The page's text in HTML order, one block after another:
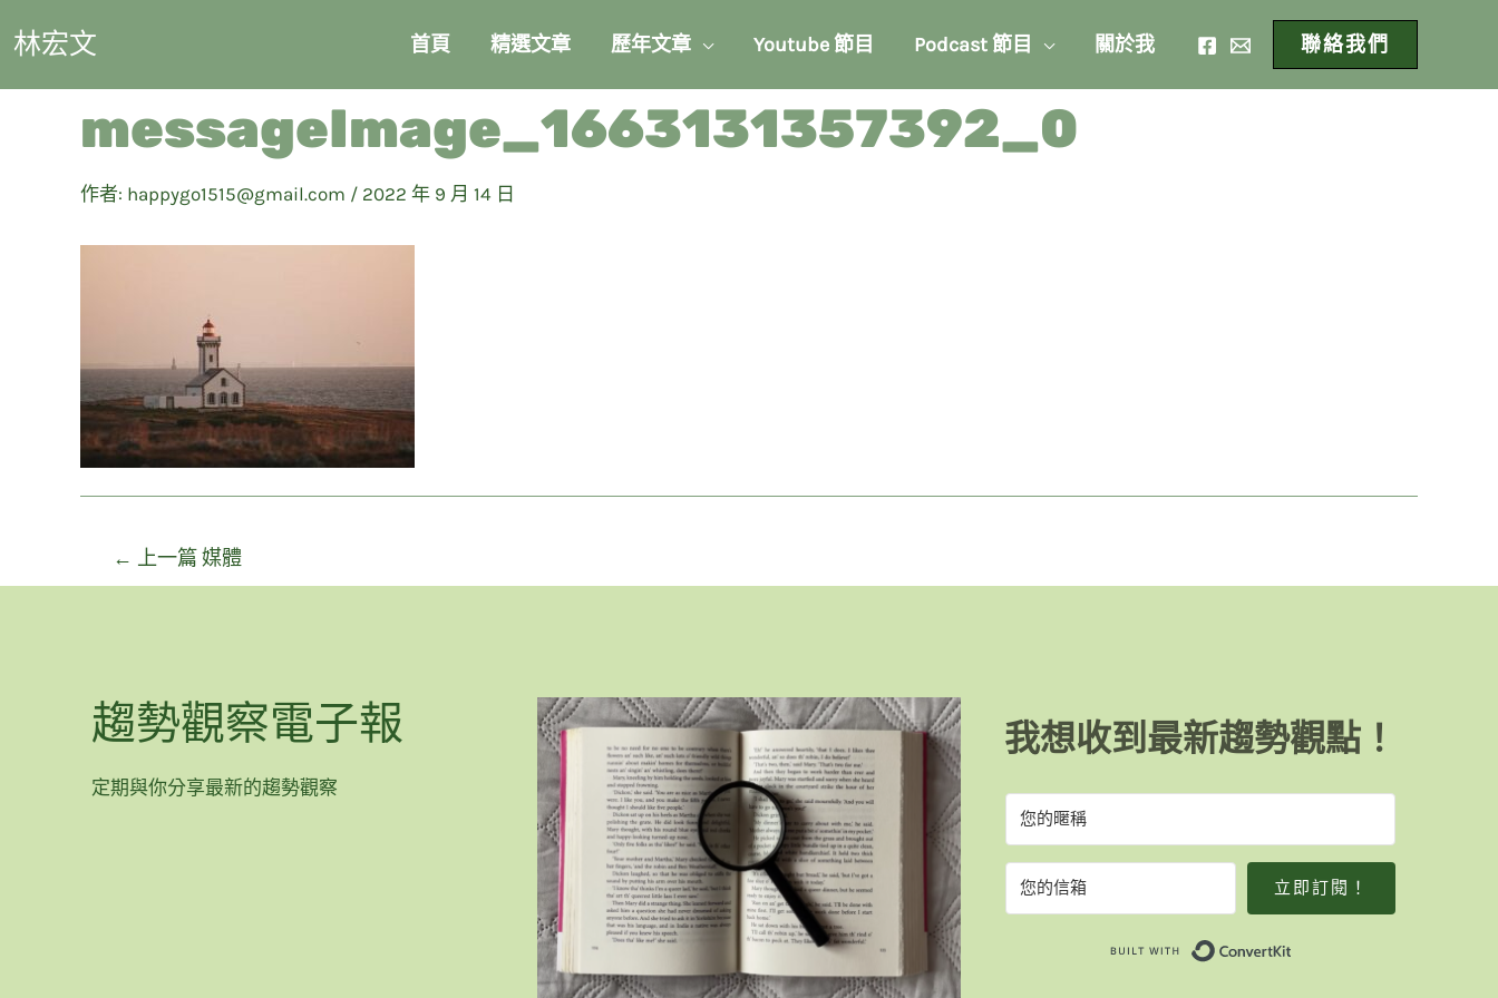
林宏文 首頁 精選文章 歷年文章 Youtube 節目 Podcast 節目 關於我 聯絡我們
messageImage_1663131357392_0
作者: happygo1515@gmail.com / 2022 年 9 月 14 日
← 上一篇 媒體
趨勢觀察電子報
定期與你分享最新的趨勢觀察
我想收到最新趨勢觀點！
立即訂閱！